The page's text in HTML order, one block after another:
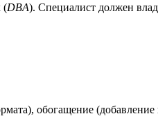
(DBA). Специалист должен
обогащение